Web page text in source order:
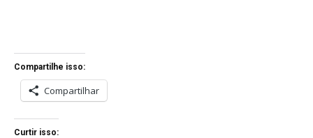
Compartilhe isso:
Compartilhar
Curtir isso: